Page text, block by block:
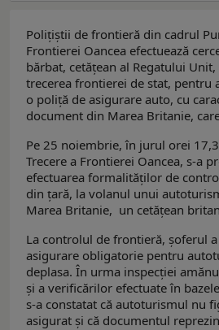
Poliţiştii de frontieră din cadrul
Frontierei Oancea efectuează
bărbat, cetățean al Regatului
trecerea frontierei de stat, pentru
o poliță de asigurare auto, cu
document din Marea Britanie,
Pe 25 noiembrie, în jurul orei
Trecere a Frontierei Oancea, s-a
efectuarea formalităților de
din țară, la volanul unui
Marea Britanie, un cetățean
La controlul de frontieră, șoferul
asigurare obligatorie pentru
deplasa. În urma inspecției
și a verificărilor efectuate în
s-a constatat că autoturismul nu
asigurat și că documentul